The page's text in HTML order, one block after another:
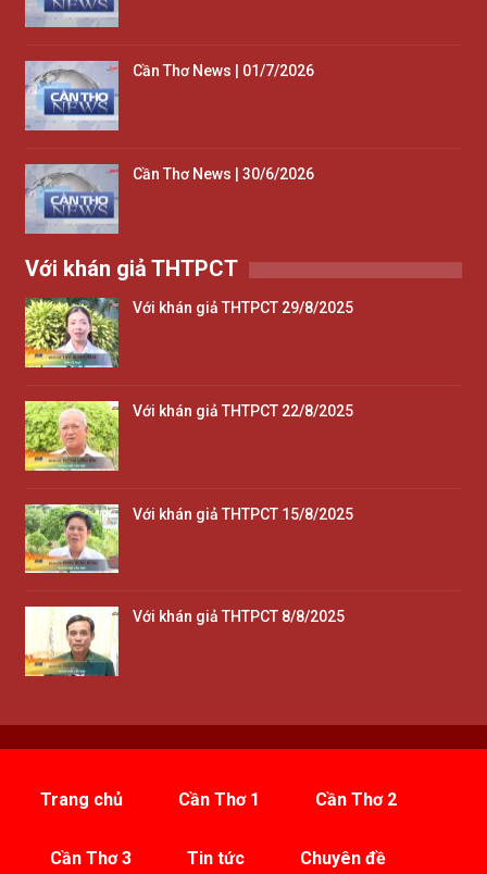
Cần Thơ News | 01/7/2026
Cần Thơ News | 30/6/2026
Với khán giả THTPCT
Với khán giả THTPCT 29/8/2025
Với khán giả THTPCT 22/8/2025
Với khán giả THTPCT 15/8/2025
Với khán giả THTPCT 8/8/2025
Trang chủ Cần Thơ 1 Cần Thơ 2
Cần Thơ 3 Tin tức Chuyên đề